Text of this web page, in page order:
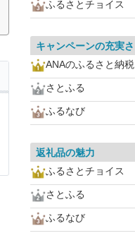
ふるさとチョイス
キャンペーンの充実さ
ANAのふるさと納税
さとふる
ふるなび
返礼品の魅力
ふるさとチョイス
さとふる
ふるなび